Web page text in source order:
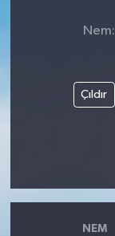
Çıldır
NEM